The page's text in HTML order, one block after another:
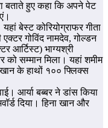
बताते हुए कहा कि अपने पेट
बेस्ट कोरियोग्राफर गीता
गोविंद नामदेव, गोल्डन
आर्टिस्ट) भाग्यश्री
को सम्मान मिला। यहां शमीम
खान के हाथों १०० फ्लिक्स
आर्या बब्बर ने डांस किया
दिया। हिना खान और